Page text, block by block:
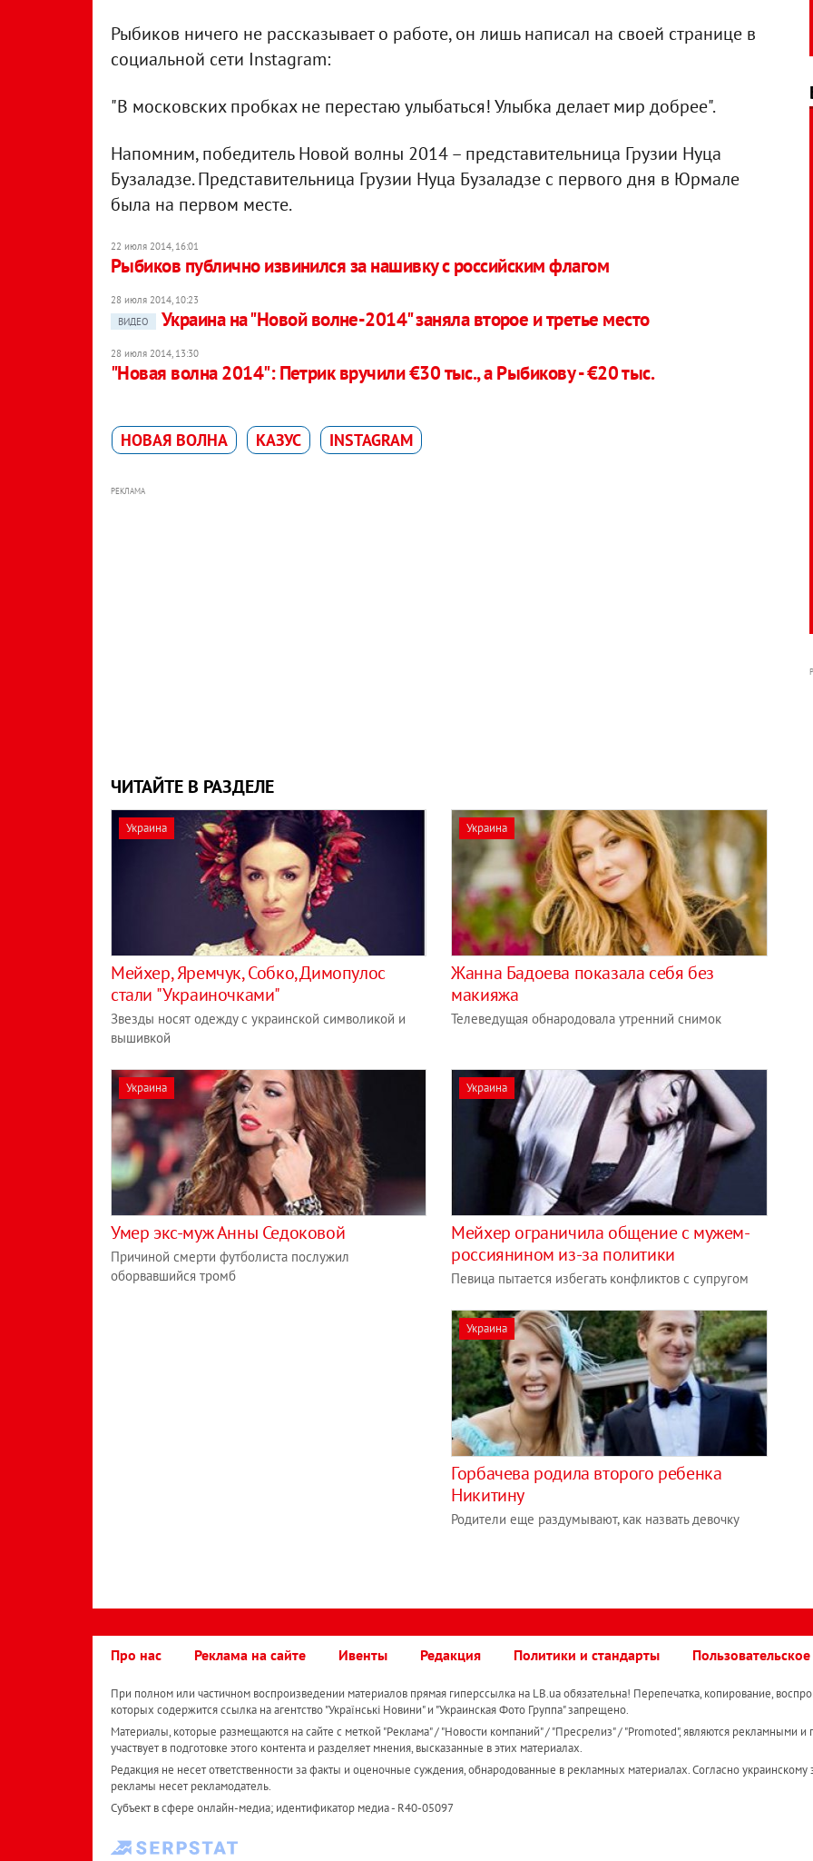
Рыбиков ничего не рассказывает о работе, он лишь написал на своей странице в
социальной сети Instagram:
"В московских пробках не перестаю улыбаться! Улыбка делает мир добрее".
Напомним, победитель Новой волны 2014 – представительница Грузии Нуца
Бузаладзе. Представительница Грузии Нуца Бузаладзе с первого дня в Юрмале
была на первом месте.
22 июля 2014, 16:01
Рыбиков публично извинился за нашивку с российским флагом
28 июля 2014, 10:23
ВИДЕО
Украина на "Новой волне-2014" заняла второе и третье место
28 июля 2014, 13:30
"Новая волна 2014": Петрик вручили €30 тыс., а Рыбикову - €20 тыс.
НОВАЯ ВОЛНА КАЗУС INSTAGRAM
РЕКЛАМА
ЧИТАЙТЕ В РАЗДЕЛЕ
Украина
Мейхер, Яремчук, Собко, Димопулос
стали "Украиночками"
Звезды носят одежду с украинской символикой и
вышивкой
Украина
Жанна Бадоева показала себя без
макияжа
Телеведущая обнародовала утренний снимок
Украина
Умер экс-муж Анны Седоковой
Причиной смерти футболиста послужил
оборвавшийся тромб
Украина
Мейхер ограничила общение с мужем-
россиянином из-за политики
Певица пытается избегать конфликтов с супругом
Украина
Горбачева родила второго ребенка
Никитину
Родители еще раздумывают, как назвать девочку
Про нас Реклама на сайте Ивенты Редакция Политики и стандарты
При полном или частичном воспроизведении материалов прямая гиперссылка на LB.ua обязательна! Перепечатка, копирование,
которых содержится ссылка на агентство "Українськi Новини" и "Украинская Фото Группа" запрещено.
Материалы, которые размещаются на сайте с меткой "Реклама" / "Новости компаний" / "Пресрелиз" / "Promoted", являются рекламными и
участвует в подготовке этого контента и разделяет мнения, высказанные в этих материалах.
Редакция не несет ответственности за факты и оценочные суждения, обнародованные в рекламных материалах. Согласно украинскому
рекламы несет рекламодатель.
Субъект в сфере онлайн-медиа; идентификатор медиа - R40-05097